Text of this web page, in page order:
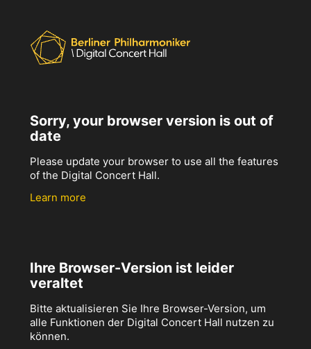
Sorry, your browser version is out of
date
Please update your browser to use all the features
of the Digital Concert Hall.
Learn more
Ihre Browser-Version ist leider
veraltet
Bitte aktualisieren Sie Ihre Browser-Version, um
alle Funktionen der Digital Concert Hall nutzen zu
können.